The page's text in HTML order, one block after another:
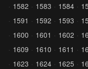
1582
1583 1584
1591
1592 1593
1600
1601 1602
1609
1610 1611
1623
1624 1625